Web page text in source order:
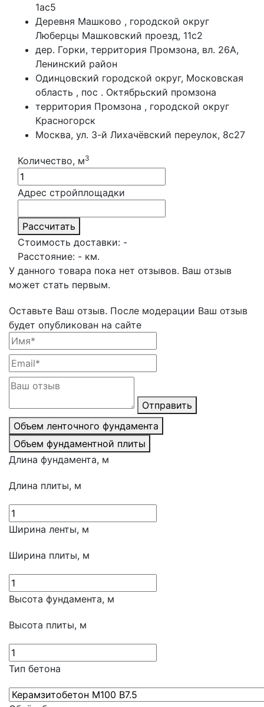
1ас5
Деревня Машково , городской округ
Люберцы Машковский проезд, 11с2
дер. Горки, территория Промзона, вл. 26А,
Ленинский район
Одинцовский городской округ, Московская
область , пос . Октябрьский промзона
территория Промзона , городской округ
Красногорск
Москва, ул. 3-й Лихачёвский переулок, 8с27
Количество, м3
Адрес стройплощадки
Рассчитать
Стоимость доставки: -
Расстояние: - км.
У данного товара пока нет отзывов. Ваш отзыв
может стать первым.
Оставьте Ваш отзыв. После модерации Ваш отзыв
будет опубликован на сайте
Отправить
Объем ленточного фундамента
Объем фундаментной плиты
Длина фундамента, м
Длина плиты, м
Ширина ленты, м
Ширина плиты, м
Высота фундамента, м
Высота плиты, м
Тип бетона